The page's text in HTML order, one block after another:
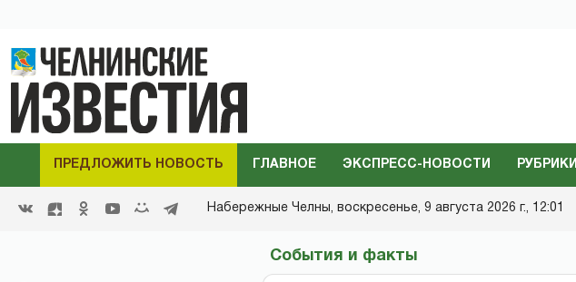
ПРЕДЛОЖИТЬ НОВОСТЬ ГЛАВНОЕ ЭКСПРЕСС-НОВОСТИ РУБРИКИ
Набережные Челны, воскресенье, 9 августа 2026 г., 12:01
События и факты